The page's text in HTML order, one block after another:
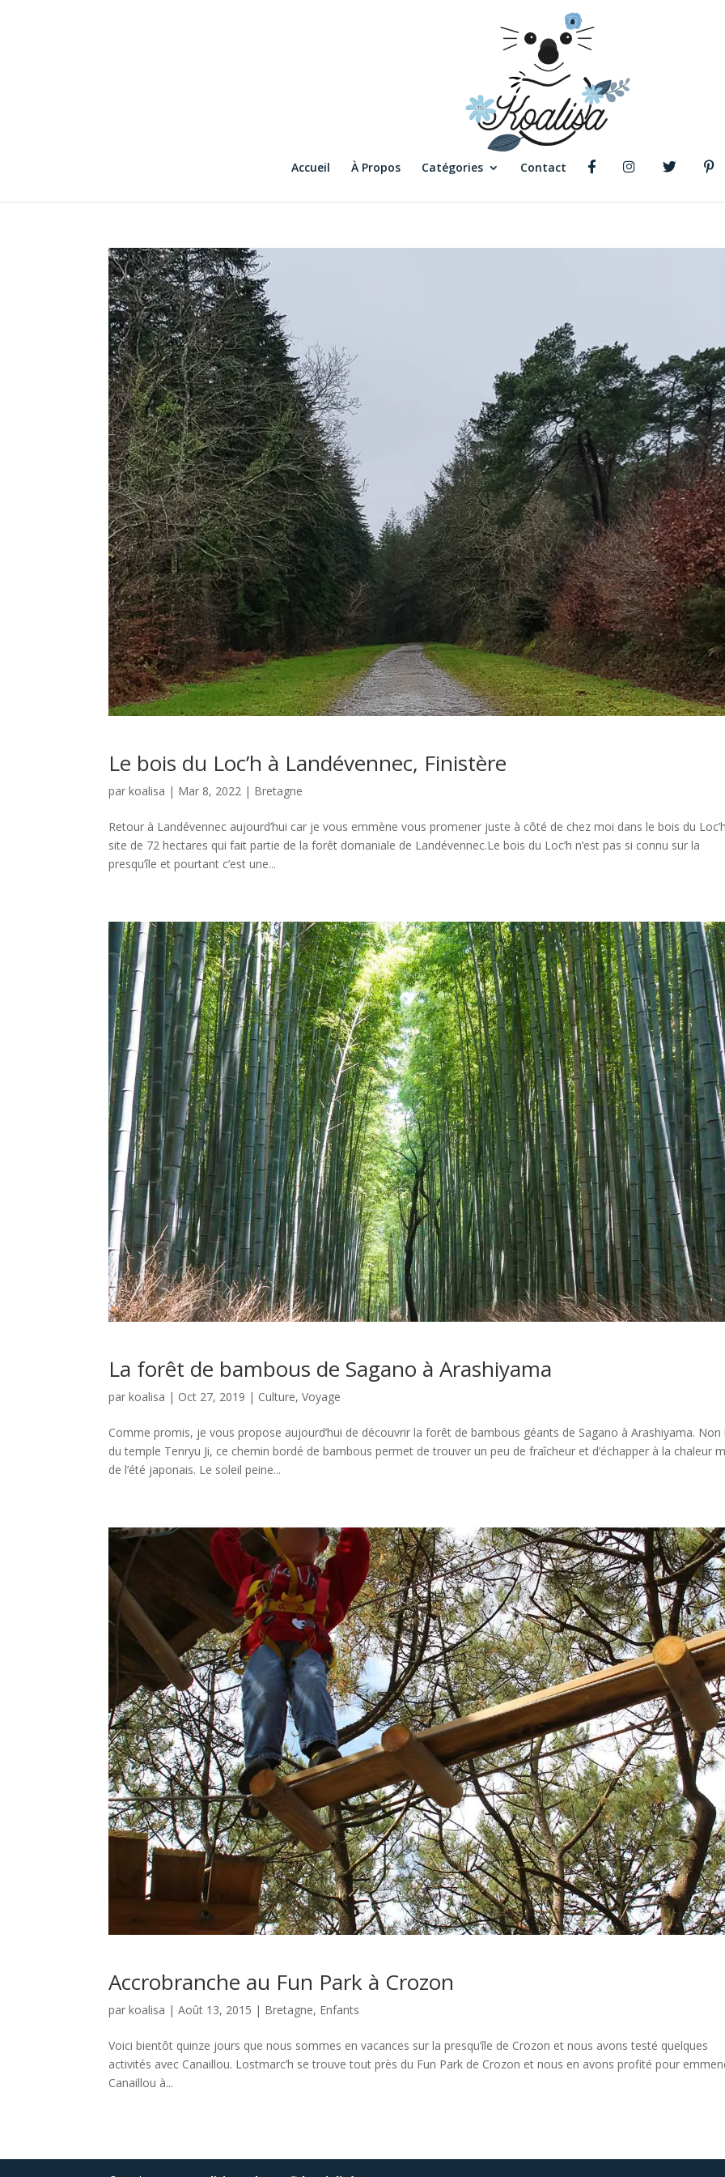
Accueil À Propos Catégories Contact
Le bois du Loc’h à Landévennec, Finistère
parkoalisa | Mar 8, 2022 | Bretagne
Retour à Landévennec aujourd’hui car je vous emmène vous promener juste à côté de chez moi dans le bois du
site de 72 hectares qui fait partie de la forêt domaniale de Landévennec.Le bois du Loc’h n’est pas si connu sur la
presqu’île et pourtant c’est une...
La forêt de bambous de Sagano à Arashiyama
parkoalisa | Oct 27, 2019 | Culture,Voyage
Comme promis, je vous propose aujourd’hui de découvrir la forêt de bambous géants de Sagano à Arashiyama. Non
du temple Tenryu Ji, ce chemin bordé de bambous permet de trouver un peu de fraîcheur et d’échapper à la chaleur
de l’été japonais. Le soleil peine...
Accrobranche au Fun Park à Crozon
parkoalisa |Août 13, 2015 | Bretagne, Enfants
Voici bientôt quinze jours que nous sommes en vacances sur la presqu’île de Crozon et nous avons testé quelques
activités avec Canaillou. Lostmarc’h se trouve tout près du Fun Park de Crozon et nous en avons profité pour
Canaillou à...